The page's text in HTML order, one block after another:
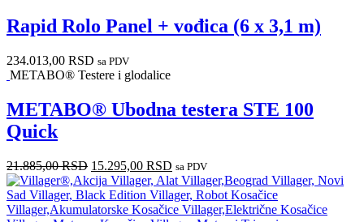
Rapid Rolo Panel + vođica (6 x 3,1 m)
234.013,00 RSD sa PDV
METABO® Testere i glodalice
METABO® Ubodna testera STE 100
Quick
21.885,00RSD 15.295,00 RSD sa PDV